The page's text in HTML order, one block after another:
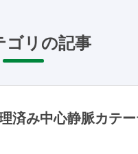
ゴリの記事
済み中心静脈カテ